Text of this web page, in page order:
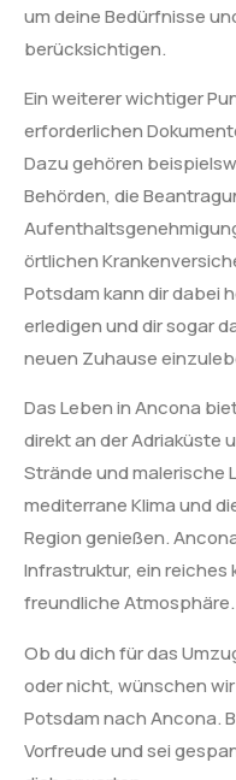
um deine Bedürfnisse
berücksichtigen.
Ein weiterer wichtiger
erforderlichen
Dazu gehören
Behörden, die
örtlichen
Potsdam kann dir dabei
erledigen und dir sogar
neuen Zuhause
Das Leben in Ancona
direkt an der Adriaküste
Strände und malerische
mediterrane Klima und
Region genießen.
Infrastruktur, ein reiches
freundliche Atmosphäre.
Ob du dich für das
oder nicht, wünschen
Potsdam nach Ancona.
Vorfreude und sei